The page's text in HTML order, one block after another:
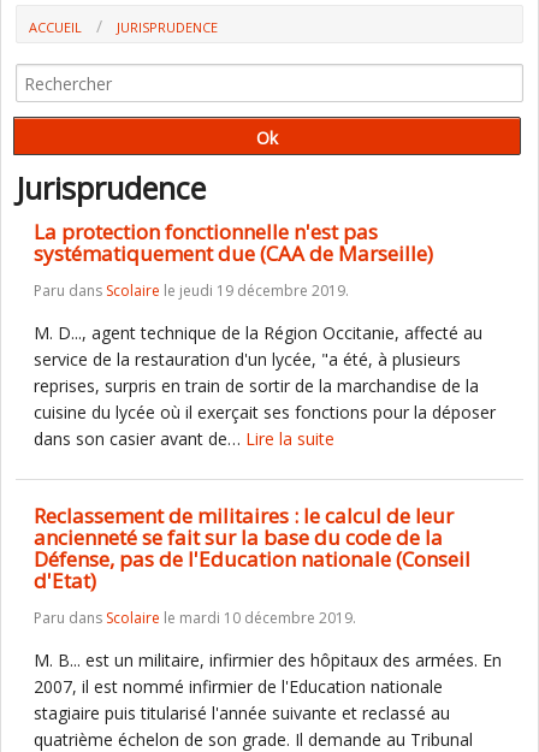
ACCUEIL JURISPRUDENCE
Jurisprudence
La protection fonctionnelle n'est pas
systématiquement due (CAA de Marseille)
Paru dans Scolaire le jeudi 19 décembre 2019.
M. D..., agent technique de la Région Occitanie, affecté au
service de la restauration d'un lycée, "a été, à plusieurs
reprises, surpris en train de sortir de la marchandise de la
cuisine du lycée où il exerçait ses fonctions pour la déposer
dans son casier avant de… Lire la suite
Reclassement de militaires : le calcul de leur
ancienneté se fait sur la base du code de la
Défense, pas de l'Education nationale (Conseil
d'Etat)
Paru dans Scolaire le mardi 10 décembre 2019.
M. B... est un militaire, infirmier des hôpitaux des armées. En
2007, il est nommé infirmier de l'Education nationale
stagiaire puis titularisé l'année suivante et reclassé au
quatrième échelon de son grade. Il demande au Tribunal